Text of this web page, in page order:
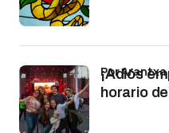
¡Adiós
horario
por